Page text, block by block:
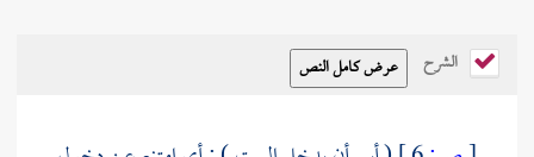
الشرح